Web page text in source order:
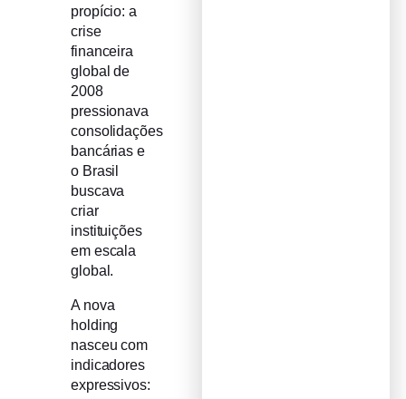
propício: a
crise
financeira
global de
2008
pressionava
consolidações
bancárias e
o Brasil
buscava
criar
instituições
em escala
global.
A nova
holding
nasceu com
indicadores
expressivos: